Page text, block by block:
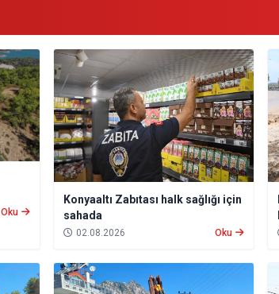
Oku
Konyaaltı Zabıtası halk sağlığı için
sahada
02.08.2026 Oku